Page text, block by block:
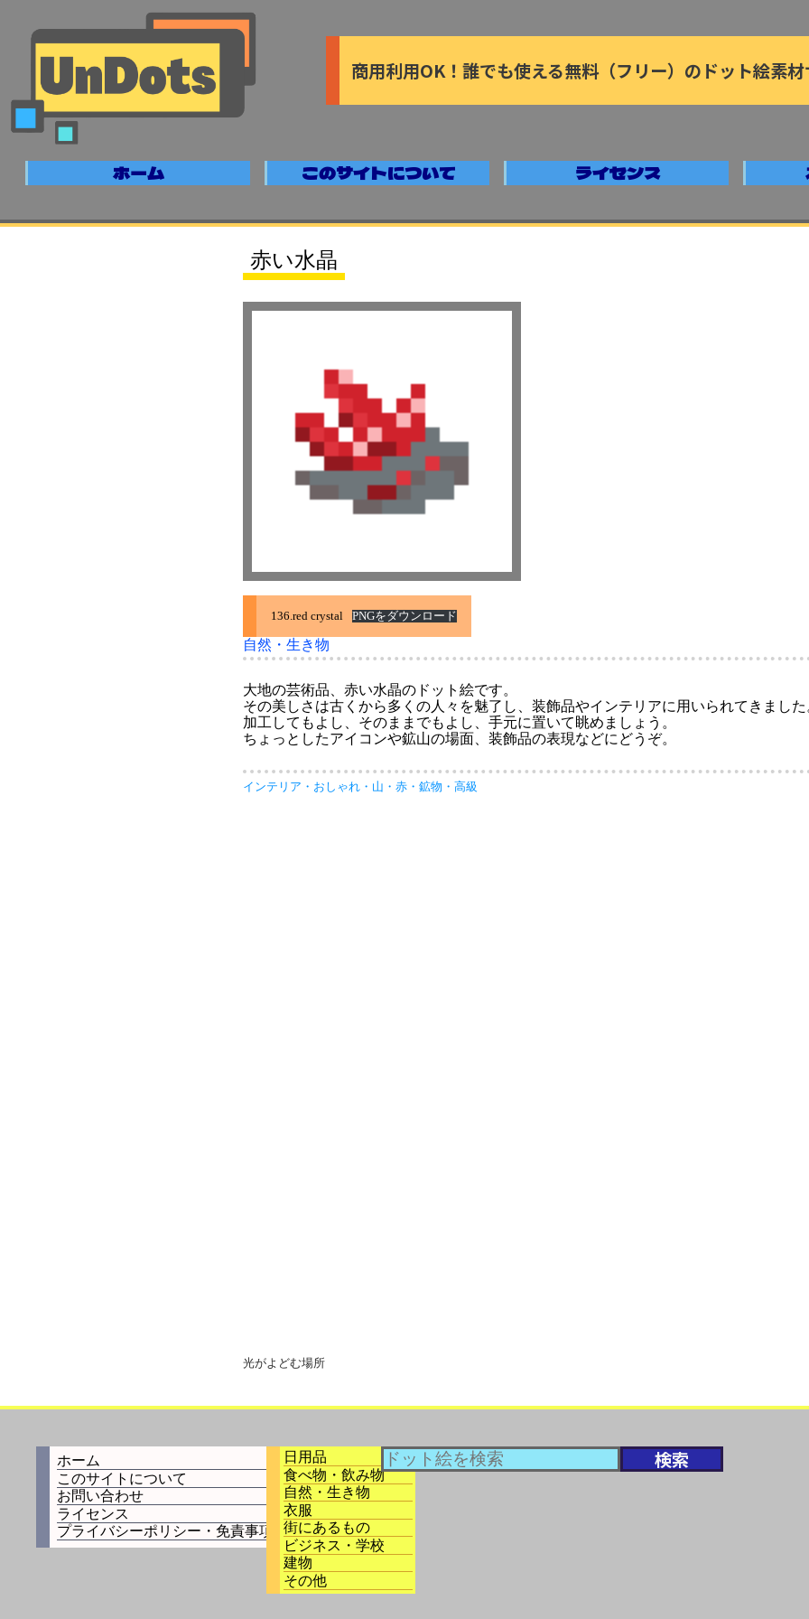
商用利用OK！誰でも使える無料（フリー）のドット絵素
ホーム このサイトについて ライセンス
赤い水晶
136.red crystal PNGをダウンロード
自然・生き物
大地の芸術品、赤い水晶のドット絵です。
その美しさは古くから多くの人々を魅了し、装飾品やインテリアに用いられてきました
加工してもよし、そのままでもよし、手元に置いて眺めましょう。
ちょっとしたアイコンや鉱山の場面、装飾品の表現などにどうぞ。
インテリア ・ おしゃれ・ 山 ・ 赤・ 鉱物 ・ 高級
光がよどむ場所
ホーム
このサイトについて
お問い合わせ
ライセンス
プライバシーポリシー・免責事項
日用品
食べ物・飲み物
自然・生き物
衣服
街にあるもの
ビジネス・学校
建物
その他